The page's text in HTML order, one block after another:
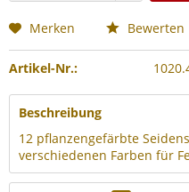
Merken Bewerten
Artikel-Nr.:
Beschreibung
12 pflanzengefärbte
verschiedenen Farben für